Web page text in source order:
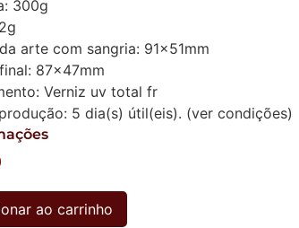
arte com sangria: 91x51mm
87x47mm
Verniz uv total fr
5 dia(s) útil(eis). (ver condições)
ao carrinho